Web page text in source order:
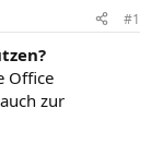
#1
Office
zur